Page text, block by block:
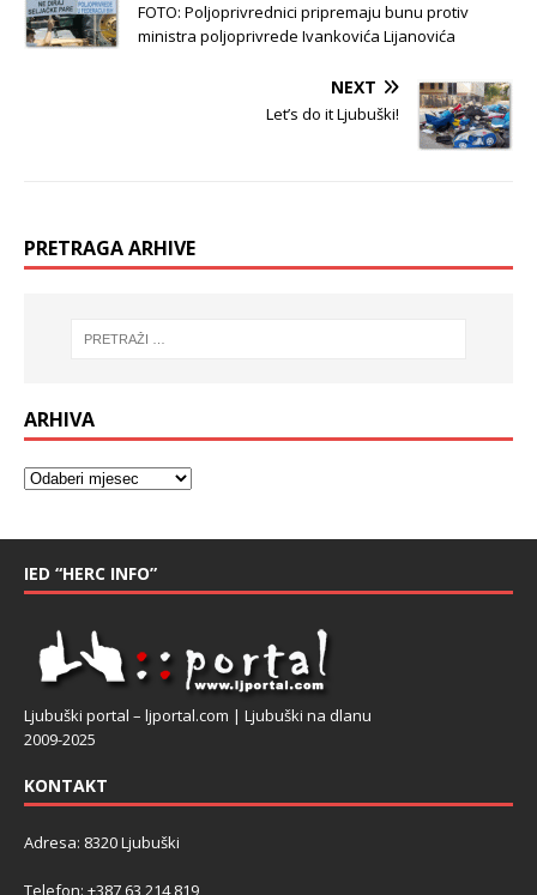
FOTO: Poljoprivrednici pripremaju bunu protiv
ministra poljoprivrede Ivankovića Lijanovića
NEXT
Let’s do it Ljubuški!
PRETRAGA ARHIVE
ARHIVA
IED “HERC INFO”
Ljubuški portal – ljportal.com | Ljubuški na dlanu
2009-2025
KONTAKT
Adresa: 8320 Ljubuški
Telefon: +387 63 214 819